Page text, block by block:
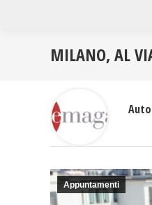
MILANO, AL
Appuntamenti